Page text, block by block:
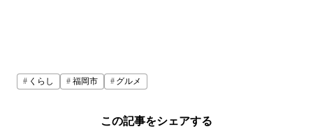
くらし 福岡市 グルメ
この記事をシェアする